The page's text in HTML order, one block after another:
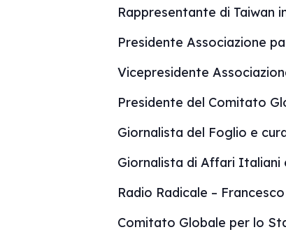
Rappresentante di Taiwan
Presidente Associazione
Vicepresidente
Presidente del Comitato
Giornalista del Foglio e
Giornalista di Affari Italiani
Radio Radicale –
Comitato Globale per lo